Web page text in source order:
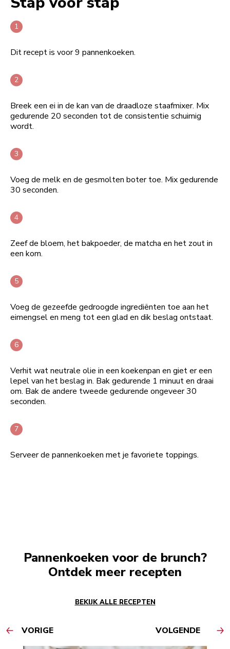
Dit recept is voor 9 pannenkoeken.
Breek een ei in de kan van de draadloze staafmixer. Mix
gedurende 20 seconden tot de consistentie schuimig
wordt.
Voeg de melk en de gesmolten boter toe. Mix gedurende
30 seconden.
Zeef de bloem, het bakpoeder, de matcha en het zout in
een kom.
Voeg de gezeefde gedroogde ingrediënten toe aan het
eimengsel en meng tot een glad en dik beslag ontstaat.
Verhit wat neutrale olie in een koekenpan en giet er een
lepel van het beslag in. Bak gedurende 1 minuut en draai
om. Bak de andere tweede gedurende ongeveer 30
seconden.
Serveer de pannenkoeken met je favoriete toppings.
Pannenkoeken voor de brunch?
Ontdek meer recepten
BEKIJK ALLE RECEPTEN
VORIGE VOLGENDE